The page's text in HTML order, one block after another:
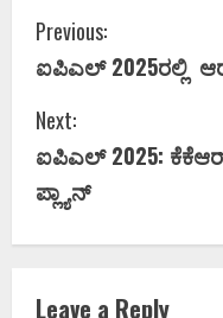
C
o
n
t
i
n
Previous:
ಐಪಿಎಲ್‌ 2025ರಲ್ಲಿ
Next:
ಐಪಿಎಲ್‌ 2025:
ಪ್ಲ್ಯಾನ್‌
Leave a Reply